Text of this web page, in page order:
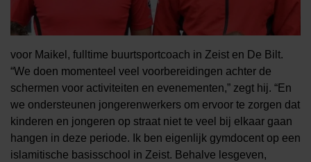
voor Maikel, fulltime buurtsportcoach in Zeist en De Bilt.
“We doen momenteel veel voorbereidingen achter de
schermen voor activiteiten en evenementen,” zegt hij. “En
we ondersteunen jongerenwerkers om ervoor te zorgen dat
kinderen en jongeren op straat niet te veel bij elkaar gaan
hangen in deze periode. Ik ben eigenlijk gymdocent op een
islamitische basisschool in Zeist. Behalve lesgeven,